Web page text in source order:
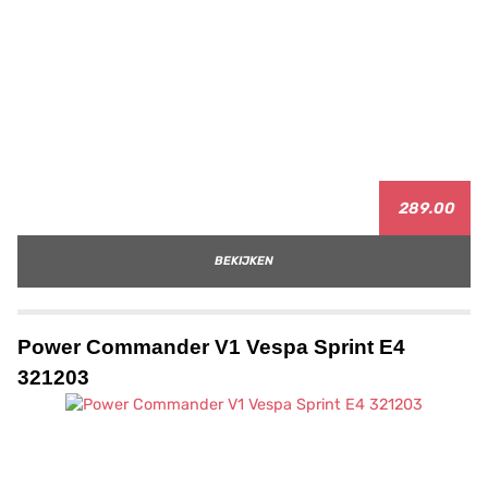
289.00
BEKIJKEN
Power Commander V1 Vespa Sprint E4
321203